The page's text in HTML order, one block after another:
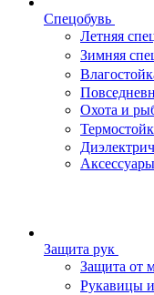
Спецобувь
Летняя
Зимняя
Охота и
Защита рук
Защита от
Рукавицы и